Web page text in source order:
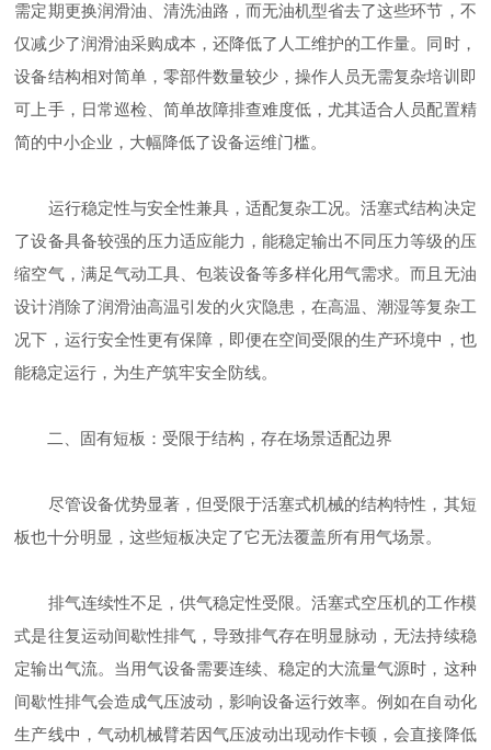
需定期更换润滑油、清洗油路，而无油机型省去了这些环节，不
仅减少了润滑油采购成本，还降低了人工维护的工作量。同时，
设备结构相对简单，零部件数量较少，操作人员无需复杂培训即
可上手，日常巡检、简单故障排查难度低，尤其适合人员配置精
简的中小企业，大幅降低了设备运维门槛。
运行稳定性与安全性兼具，适配复杂工况。活塞式结构决定
了设备具备较强的压力适应能力，能稳定输出不同压力等级的压
缩空气，满足气动工具、包装设备等多样化用气需求。而且无油
设计消除了润滑油高温引发的火灾隐患，在高温、潮湿等复杂工
况下，运行安全性更有保障，即便在空间受限的生产环境中，也
能稳定运行，为生产筑牢安全防线。
二、固有短板：受限于结构，存在场景适配边界
尽管设备优势显著，但受限于活塞式机械的结构特性，其短
板也十分明显，这些短板决定了它无法覆盖所有用气场景。
排气连续性不足，供气稳定性受限。活塞式空压机的工作模
式是往复运动间歇性排气，导致排气存在明显脉动，无法持续稳
定输出气流。当用气设备需要连续、稳定的大流量气源时，这种
间歇性排气会造成气压波动，影响设备运行效率。例如在自动化
生产线中，气动机械臂若因气压波动出现动作卡顿，会直接降低